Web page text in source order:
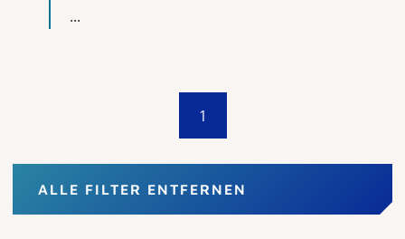
...
1
ALLE FILTER ENTFERNEN